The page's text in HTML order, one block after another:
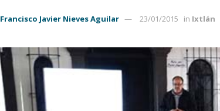
Francisco Javier Nieves Aguilar 23/01/2015 in Ixtlán